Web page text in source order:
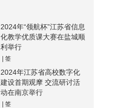
2024年“领航杯”江苏省信息
化教学优质课大赛在盐城顺
利举行
| 签
2024年江苏省高校数字化
建设首期观摩 交流研讨活
动在南京举行
| 签